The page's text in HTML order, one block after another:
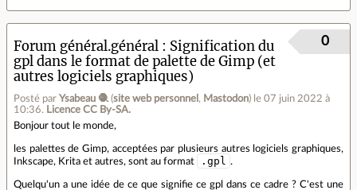
Forum général.général
Signification du
gpl dans le format de palette de Gimp (et
autres logiciels graphiques)
Posté par Ysabeau 🧶 (site web personnel , Mastodon) le 07 juin 2022 à
10:36. Licence CC By‑SA.
0
Bonjour tout le monde,
les palettes de Gimp, acceptées par plusieurs autres logiciels graphiques,
Inkscape, Krita et autres, sont au format
.gpl .
Quelqu'un a une idée de ce que signifie ce gpl dans ce cadre ? C'est une